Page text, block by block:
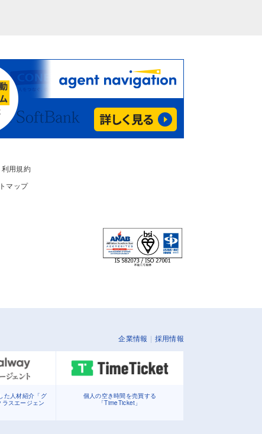
利用規約
マップ
企業情報 採用情報
た人材紹介「グ
スエージェン
個人の空き時間を売買する
「TimeTicket」